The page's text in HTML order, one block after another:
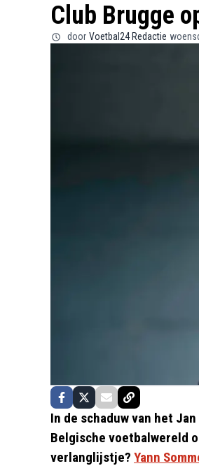
Club Brugge
door Voetbal24 Redactie
In de schaduw van het
Belgische voetbalwereld
verlanglijstje? Yann